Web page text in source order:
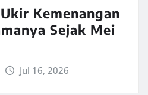
Kemenangan
Sejak Mei
Jul 16, 2026